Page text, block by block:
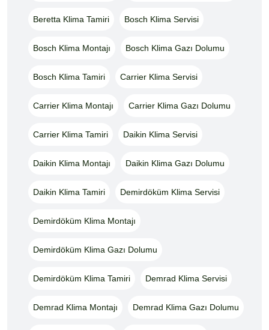
Beretta Klima Tamiri Bosch Klima Servisi
Bosch Klima Montajı Bosch Klima Gazı Dolumu
Bosch Klima Tamiri Carrier Klima Servisi
Carrier Klima Montajı Carrier Klima Gazı Dolumu
Carrier Klima Tamiri Daikin Klima Servisi
Daikin Klima Montajı Daikin Klima Gazı Dolumu
Daikin Klima Tamiri Demirdöküm Klima Servisi
Demirdöküm Klima Montajı
Demirdöküm Klima Gazı Dolumu
Demirdöküm Klima Tamiri Demrad Klima Servisi
Demrad Klima Montajı Demrad Klima Gazı Dolumu